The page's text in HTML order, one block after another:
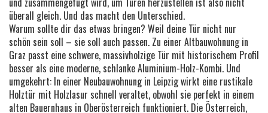
überall gleich. Und das macht den Unterschied.
Warum sollte dir das etwas bringen? Weil deine Tür nicht nur
schön sein soll – sie soll auch passen. Zu einer Altbauwohnung in
Graz passt eine schwere, massivholzige Tür mit historischem Profil
besser als eine moderne, schlanke Aluminium-Holz-Kombi. Und
umgekehrt: In einer Neubauwohnung in Leipzig wirkt eine rustikale
Holztür mit Holzlasur schnell veraltet, obwohl sie perfekt in einem
alten Bauernhaus in Oberösterreich funktioniert. Die Österreich,